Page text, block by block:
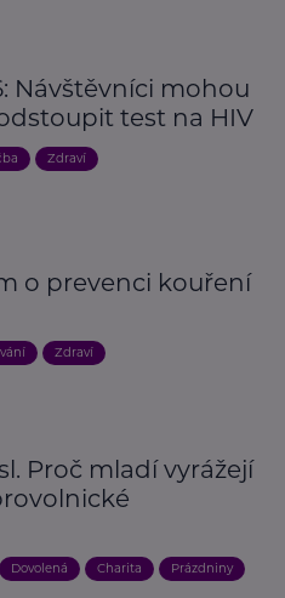
Návštěvníci mohou
test na HIV
Zdraví
o prevenci kouření
Zdraví
Proč mladí vyrážejí
Dovolená Charita Prázdniny